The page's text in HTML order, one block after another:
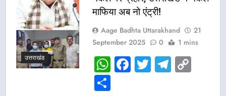
उत्तराखंड
माफिया अब नो एंट्री!
Aage Badhta Uttarakhand
21
September 2025
0 1 mins
WhatsApp
Facebook
Twitter
Share